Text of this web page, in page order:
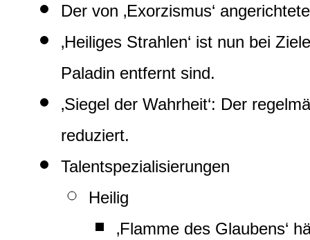
Der von ‚Exorzismus‘
‚Heiliges Strahlen‘ ist nun bei
Paladin entfernt sind.
‚Siegel der Wahrheit‘: Der
reduziert.
Talentspezialisierungen
Heilig
‚Flamme des Glaubens‘